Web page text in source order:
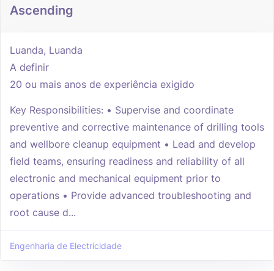
Ascending
Luanda, Luanda
A definir
20 ou mais anos de experiência exigido
Key Responsibilities: • Supervise and coordinate
preventive and corrective maintenance of drilling tools
and wellbore cleanup equipment • Lead and develop
field teams, ensuring readiness and reliability of all
electronic and mechanical equipment prior to
operations • Provide advanced troubleshooting and
root cause d...
Engenharia de Electricidade